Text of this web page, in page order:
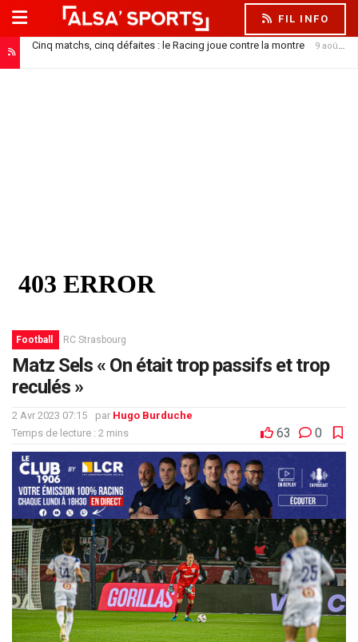
FIL INFO
Cinq matchs, cinq défaites : le Racing joue contre la montre 9 août 2026
Football RC Strasbourg
Matz Sels « On était trop passifs et trop
reculés »
2 Avr 2023 07:15 par Hugo Burduche
Temps de lecture : 2 mins
63 0